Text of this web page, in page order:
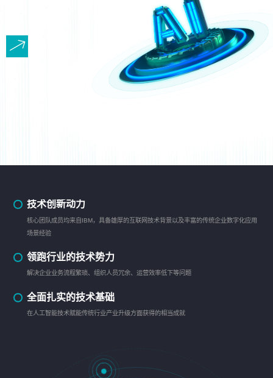
技术创新动力
核心团队成员均来自IBM，具备雄厚的互联网技术背景以及丰富的传统企业数字化应用
场景经验
领跑行业的技术势力
解决企业业务流程繁琐、组织人员冗余、运营效率低下等问题
全面扎实的技术基础
在人工智能技术赋能传统行业产业升级方面获得的相当成就